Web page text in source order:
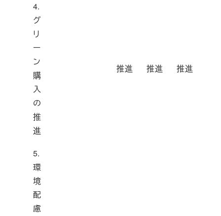
4.
グ
リ
ー
ン
購
入
の
推
進
推進 推進 推進
5.
環
境
配
慮